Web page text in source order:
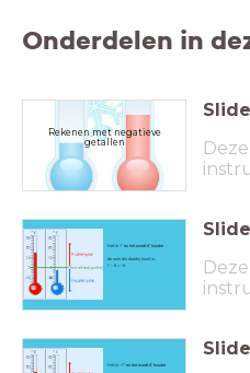
Onderdelen in
Rekenen met negatieve
getallen
Slide
Het is 1° en het wordt 6° kouder
de som die daarbij hoort is:
1 - 6 = -5
Slide
Het is -1° en het wordt 6° kouder
Slide